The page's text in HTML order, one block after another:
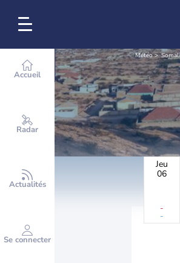
Accueil
Radar
Actualités
Se connecter
Météo
Jeu
06
-
-